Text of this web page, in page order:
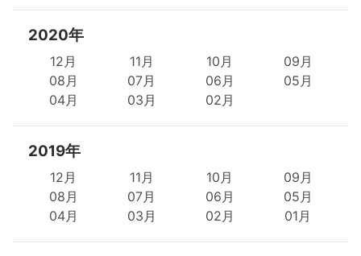
2020年
12月 11月 10月
09月
08月
07月 06月
05月
04月
03月 02月
2019年
12月 11月 10月
09月
08月
07月 06月
05月
04月
03月 02月 01月